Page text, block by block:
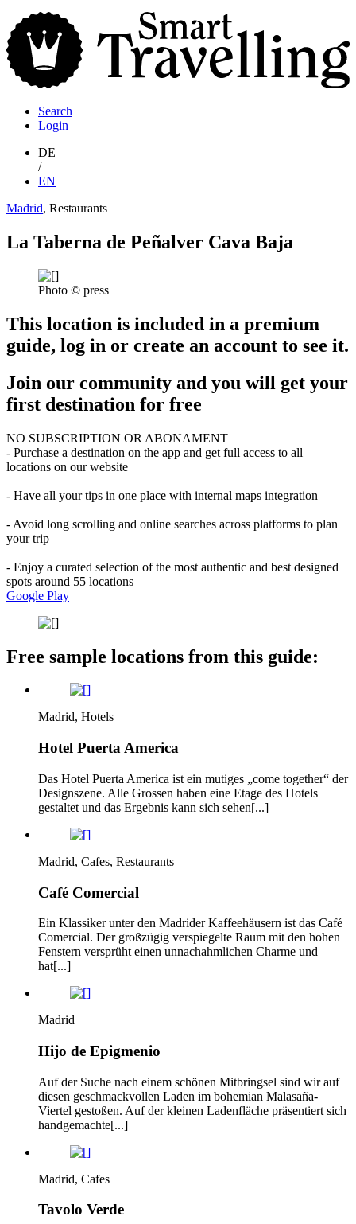
Search
Login
DE
/
EN
Madrid, Restaurants
La Taberna de Peñalver Cava Baja
Photo © press
This location is included in a premium
guide, log in or create an account to see it.
Join our community and you will get your
first destination for free
NO SUBSCRIPTION OR ABONAMENT
- Purchase a destination on the app and get full access to all
locations on our website
- Have all your tips in one place with internal maps integration
- Avoid long scrolling and online searches across platforms to plan
your trip
- Enjoy a curated selection of the most authentic and best designed
spots around 55 locations
Google Play
Free sample locations from this guide:
Madrid, Hotels
Hotel Puerta America
Das Hotel Puerta America ist ein mutiges „come together“ der
Designszene. Alle Grossen haben eine Etage des Hotels
gestaltet und das Ergebnis kann sich sehen[...]
Madrid, Cafes, Restaurants
Café Comercial
Ein Klassiker unter den Madrider Kaffeehäusern ist das Café
Comercial. Der großzügig verspiegelte Raum mit den hohen
Fenstern versprüht einen unnachahmlichen Charme und
hat[...]
Madrid
Hijo de Epigmenio
Auf der Suche nach einem schönen Mitbringsel sind wir auf
diesen geschmackvollen Laden im bohemian Malasaña-
Viertel gestoßen. Auf der kleinen Ladenfläche präsentiert sich
handgemachte[...]
Madrid, Cafes
Tavolo Verde